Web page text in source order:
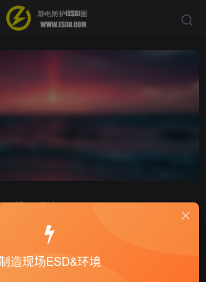
点赞 评论
抓好工业企业现场管理
培训咨询
造现场ESD&环境